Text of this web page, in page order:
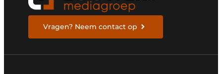
Vragen? Neem contact op